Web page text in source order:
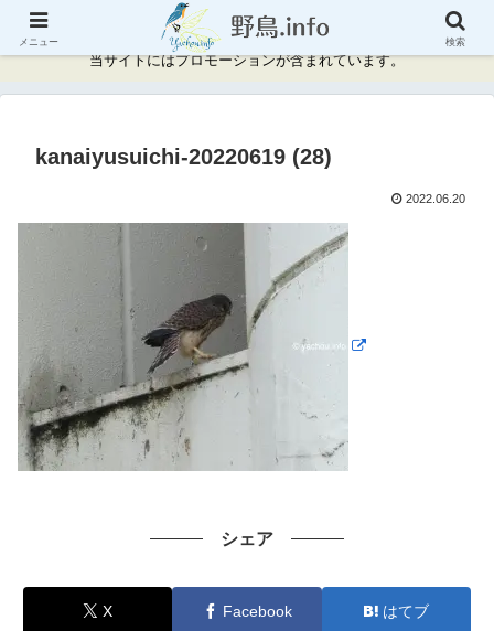
神奈川県周辺の野鳥情報と記録
当サイトにはプロモーションが含まれています。
kanaiyusuichi-20220619 (28)
2022.06.20
シェア
X Facebook はてブ
メニュー 検索